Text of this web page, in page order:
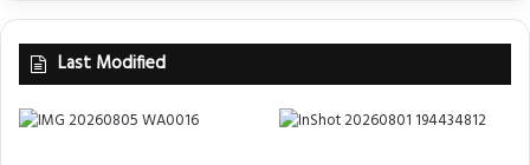
Last Modified